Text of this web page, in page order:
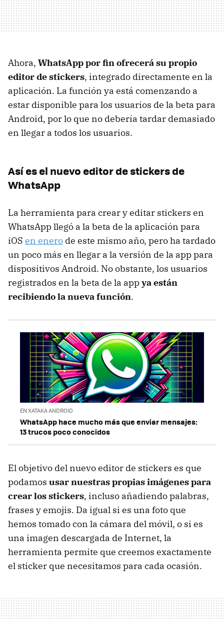
Ahora, WhatsApp por fin ofrecerá su propio
editor de stickers, integrado directamente en la
aplicación. La función ya está comenzando a
estar disponible para los usuarios de la beta para
Android, por lo que no debería tardar demasiado
en llegar a todos los usuarios.
Así es el nuevo editor de stickers de
WhatsApp
La herramienta para crear y editar stickers en
WhatsApp llegó a la beta de la aplicación para
iOS en enero de este mismo año, pero ha tardado
un poco más en llegar a la versión de la app para
dispositivos Android. No obstante, los usuarios
registrados en la beta de la appya están
recibiendo la nueva función.
EN XATAKA ANDROID
WhatsApp hace mucho más que enviar mensajes:
13 trucos poco conocidos
El objetivo del nuevo editor de stickers es que
podamos usar nuestras propias imágenes para
crear los stickers, incluso añadiendo palabras,
frases y emojis. Da igual si es una foto que
hemos tomado con la cámara del móvil, o si es
una imagen descargada de Internet, la
herramienta permite que creemos exactamente
el sticker que necesitamos para cada ocasión.